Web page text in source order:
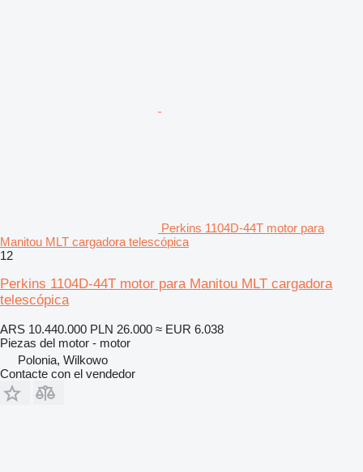
Perkins 1104D-44T motor para
Manitou MLT cargadora telescópica
12
Perkins 1104D-44T motor para Manitou MLT cargadora
telescópica
ARS 10.440.000 PLN 26.000 ≈ EUR 6.038
Piezas del motor - motor
Polonia, Wilkowo
Contacte con el vendedor